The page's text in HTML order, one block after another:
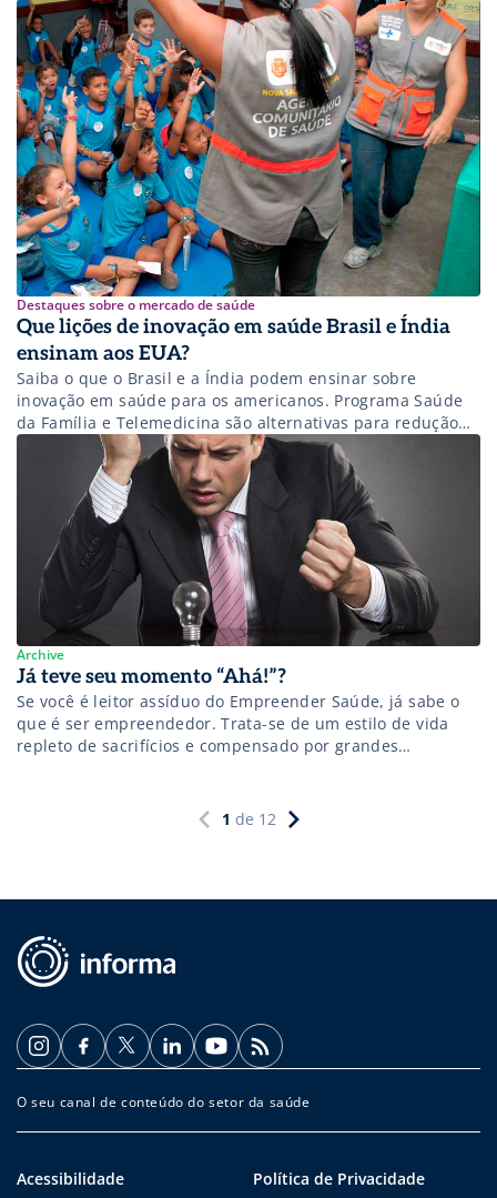
Mas você sabe o que é? Para que serve? E quais benefícios
sua clínica, hospital ou laboratório pode ter?
Destaques sobre o mercado de saúde
Que lições de inovação em saúde Brasil e Índia
ensinam aos EUA?
Saiba o que o Brasil e a Índia podem ensinar sobre
inovação em saúde para os americanos. Programa Saúde
da Família e Telemedicina são alternativas para redução
dos custos e aumento de impacto da saúde preventiva.
Archive
Já teve seu momento “Ahá!”?
Se você é leitor assíduo do Empreender Saúde, já sabe o
que é ser empreendedor. Trata-se de um estilo de vida
repleto de sacrifícios e compensado por grandes
1 de 12
O seu canal de conteúdo do setor da saúde
Acessibilidade Política de Privacidade